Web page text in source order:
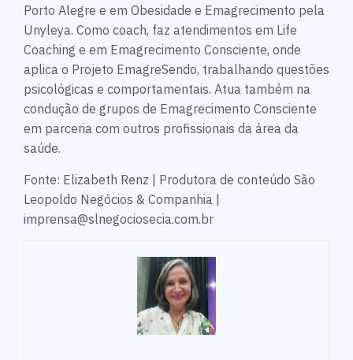
Porto Alegre e em Obesidade e Emagrecimento pela
Unyleya. Como coach, faz atendimentos em Life
Coaching e em Emagrecimento Consciente, onde
aplica o Projeto EmagreSendo, trabalhando questões
psicológicas e comportamentais. Atua também na
condução de grupos de Emagrecimento Consciente
em parceria com outros profissionais da área da
saúde.
Fonte: Elizabeth Renz | Produtora de conteúdo São
Leopoldo Negócios & Companhia |
imprensa@slnegociosecia.com.br